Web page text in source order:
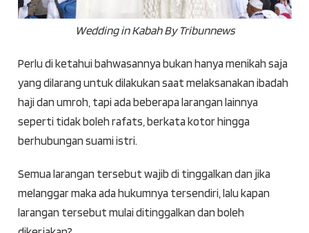
Wedding in Kabah By Tribunnews
Perlu di ketahui bahwasannya bukan hanya menikah saja
yang dilarang untuk dilakukan saat melaksanakan ibadah
haji dan umroh, tapi ada beberapa larangan lainnya
seperti tidak boleh rafats, berkata kotor hingga
berhubungan suami istri.
Semua larangan tersebut wajib di tinggalkan dan jika
melanggar maka ada hukumnya tersendiri, lalu kapan
larangan tersebut mulai ditinggalkan dan boleh